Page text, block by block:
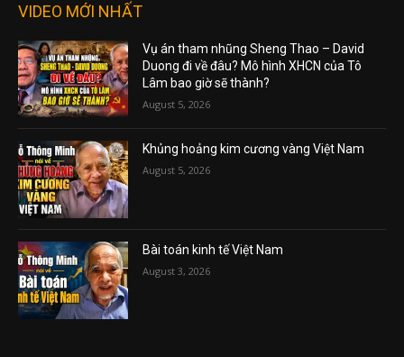
VIDEO MỚI NHẤT
Vụ án tham nhũng Sheng Thao – David
Duong đi về đâu? Mô hình XHCN của Tô
Lâm bao giờ sẽ thành?
August 5, 2026
Khủng hoảng kim cương vàng Việt Nam
August 5, 2026
Bài toán kinh tế Việt Nam
August 3, 2026